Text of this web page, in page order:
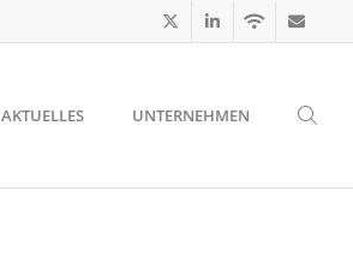
AKTUELLES UNTERNEHMEN